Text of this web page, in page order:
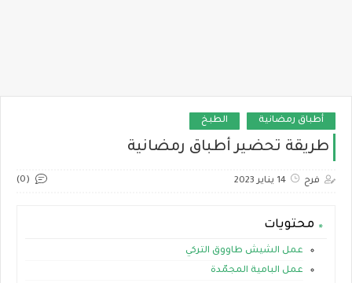
أطباق رمضانية الطبخ
طريقة تحضير أطباق رمضانية
فرح 14 يناير 2023 (0)
محتويات
عمل الشيش طاووق التركي
عمل البامية المجمّدة